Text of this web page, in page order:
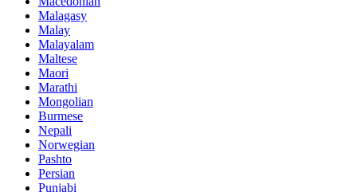
Malagasy
Malay
Malayalam
Maltese
Maori
Marathi
Mongolian
Burmese
Nepali
Norwegian
Pashto
Persian
Punjabi